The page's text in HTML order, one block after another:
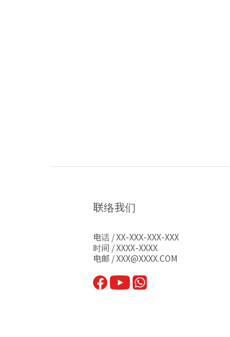
联络我们
电话 / XX-XXX-XXX-XXX
时间 / XXXX-XXXX
电邮 / XXX@XXXX.COM